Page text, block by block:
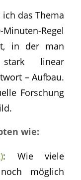
das Thema
Regel
in der man
stark linear
– Aufbau.
Forschung
wie:
: Wie viele
möglich